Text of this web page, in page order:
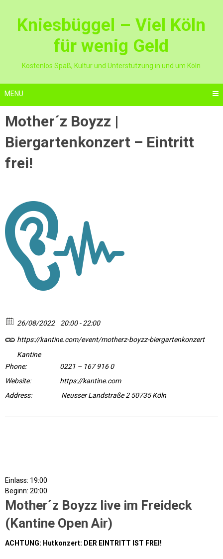
contentKniesbüggel – Viel Köln
für wenig Geld
Kostenlos Spaß, Kultur und Unterstützung in und um Köln
MENU
Mother´z Boyzz |
Biergartenkonzert – Eintritt
frei!
26/08/2022 20:00 - 22:00
https://kantine.com/event/motherz-boyzz-biergartenkonzert
Kantine
Phone:
0221 – 167 916 0
Website:
https://kantine.com
Address:
Neusser Landstraße 2 50735 Köln
Einlass: 19:00
Beginn: 20:00
Mother´z Boyzz live im Freideck
(Kantine Open Air)
ACHTUNG: Hutkonzert: DER EINTRITT IST FREI!